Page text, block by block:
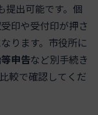
提出可能です。個
印や受付印が押さ
ります。市役所に
申告など別手続き
較で確認してくだ